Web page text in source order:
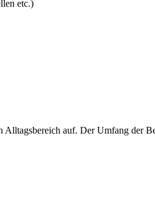
etc.)
auf. Der Umfang der